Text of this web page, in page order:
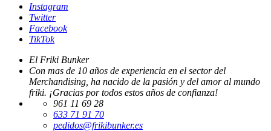
Instagram
Twitter
Facebook
TikTok
El Friki Bunker
Con mas de 10 años de experiencia en el sector del
Merchandising, ha nacido de la pasión y del amor al mundo
friki. ¡Gracias por todos estos años de confianza!
961 11 69 28
633 71 91 70
pedidos@frikibunker.es